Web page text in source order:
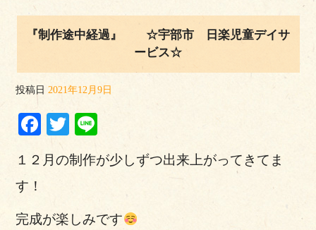
『制作途中経過』 ☆宇部市 日楽児童デイサ
ービス☆
投稿日 2021年12月9日
Facebook
Twitter
１２月の制作が少しずつ出来上がってきてま
す！
完成が楽しみです